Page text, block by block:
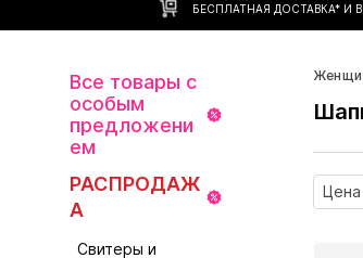
БЕСПЛАТНАЯ ДОСТАВКА* И
Все товары с
особым
предложени
ем
РАСПРОДАЖ
А
Свитеры и
Цена